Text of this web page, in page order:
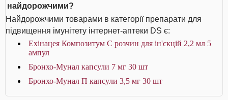
найдорожчими?
Найдорожчими товарами в категорії препарати для
підвищення імунітету інтернет-аптеки DS є:
Ехінацея Композитум С розчин для ін'єкцій 2,2 мл 5
ампул
Бронхо-Мунал капсули 7 мг 30 шт
Бронхо-Мунал П капсули 3,5 мг 30 шт